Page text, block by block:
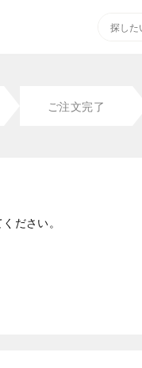
ご注文完了
ださい。